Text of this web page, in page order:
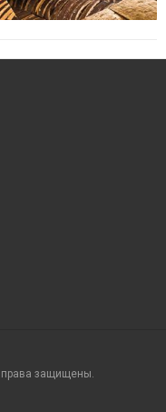
защищены.